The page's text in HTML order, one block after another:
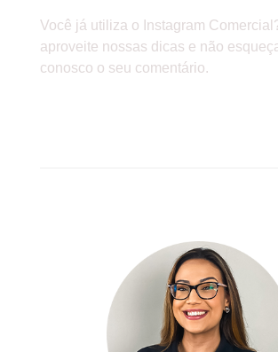
Você já utiliza o Instagram
aproveite nossas dicas e não
conosco o seu comentário.